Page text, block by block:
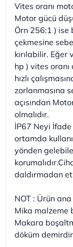
Vites oranı
Motor gücü
Örn 256:1 ) ise
çekmesine
kırılabilir.
hp ) vites
hızlı
zorlanmasına
açısından
olmalıdır.
İP67 Neyi
ortamda
yönden
daldırmadan
NOT : Ürün
Mika malzeme
Makara
döküm